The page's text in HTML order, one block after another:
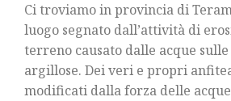
Ci troviamo in provincia di
luogo segnato dall’attività di
terreno causato dalle acque sulle
argillose. Dei veri e propri
modificati dalla forza delle